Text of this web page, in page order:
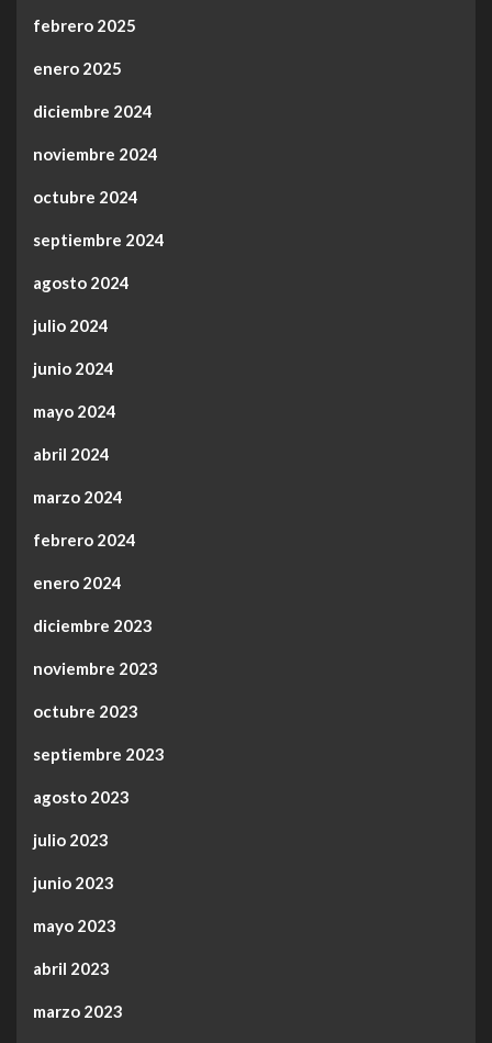
febrero 2025
enero 2025
diciembre 2024
noviembre 2024
octubre 2024
septiembre 2024
agosto 2024
julio 2024
junio 2024
mayo 2024
abril 2024
marzo 2024
febrero 2024
enero 2024
diciembre 2023
noviembre 2023
octubre 2023
septiembre 2023
agosto 2023
julio 2023
junio 2023
mayo 2023
abril 2023
marzo 2023